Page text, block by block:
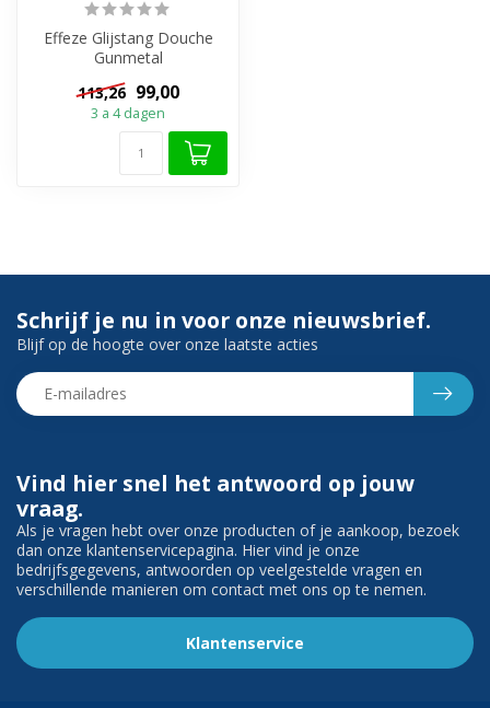
Effeze Glijstang Douche
Gunmetal
Zoekt u een stijlvolle
113,26 99,00
3 a 4 dagen
Vind hier snel het antwoord op jouw
vraag.
Als je vragen hebt over onze producten of je aankoop, bezoek
dan onze klantenservicepagina. Hier vind je onze
bedrijfsgegevens, antwoorden op veelgestelde vragen en
verschillende manieren om contact met ons op te nemen.
Klantenservice
Schrijf je nu in voor onze nieuwsbrief.
Blijf op de hoogte over onze laatste acties